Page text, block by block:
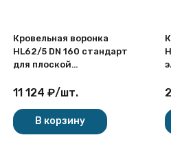
Кровельная воронка
HL62/5 DN 160 стандарт
для плоской
кровли
11 124 ₽/шт.
В корзину